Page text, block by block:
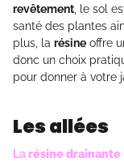
revêtement, le sol
santé des plantes
plus, la résine offre
donc un choix
pour donner à votre
Les allées
Larésine drainante